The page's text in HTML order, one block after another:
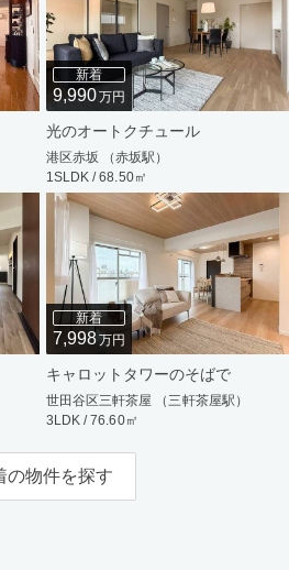
新着
9,990万円
光のオートクチュール
港区赤坂 （赤坂駅）
1SLDK / 68.50㎡
新着
7,998万円
キャロットタワーのそばで
世田谷区三軒茶屋 （三軒茶屋駅）
3LDK / 76.60㎡
の物件を探す